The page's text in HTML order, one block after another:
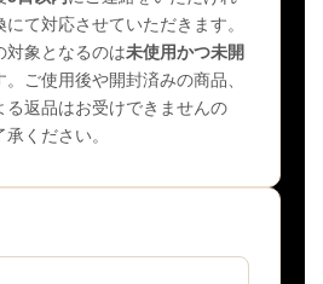
て対応させていただきます。
対象となるのは未使用かつ未開
。ご使用後や開封済みの商品、
る返品はお受けできませんの
ください。